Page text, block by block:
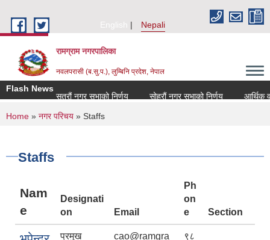
English
Nepali
रामग्राम नगरपालिका
नवलपरासी (ब.सु.प.), लुम्बिनि प्रदेश, नेपाल
Flash News
सत्रौं नगर सभाको निर्णय
सोह्रौं नगर सभाको निर्णय आर्थिक
You are here
Home » नगर परिचय » Staffs
Staffs
Nam
e
Designati
on
Email
Ph
on
e
Section
प्रमुख
cao@ramgra
९८